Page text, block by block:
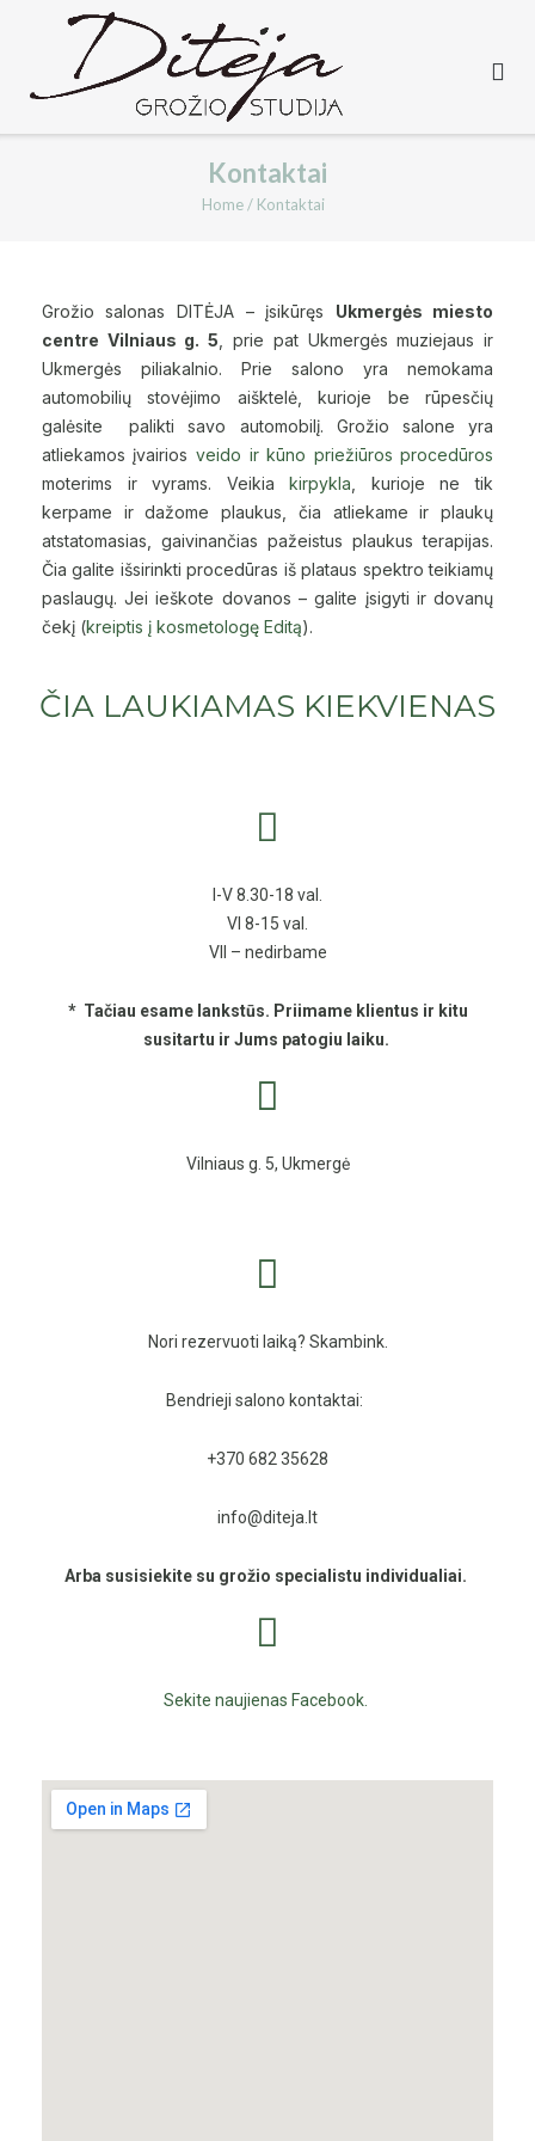
Kontaktai
Home / Kontaktai
Grožio salonas DITĖJA – įsikūręs Ukmergės miesto
centre Vilniaus g. 5, prie pat Ukmergės muziejaus ir
Ukmergės piliakalnio. Prie salono yra nemokama
automobilių stovėjimo aišktelė, kurioje be rūpesčių
galėsite palikti savo automobilį. Grožio salone yra
atliekamos įvairios veido ir kūno priežiūros procedūros
moterims ir vyrams. Veikiakirpykla, kurioje ne tik
kerpame ir dažome plaukus, čia atliekame ir plaukų
atstatomasias, gaivinančias pažeistus plaukus terapijas.
Čia galite išsirinkti procedūras iš plataus spektro teikiamų
paslaugų. Jei ieškote dovanos – galite įsigyti ir dovanų
čekį (kreiptis į kosmetologę Editą).
ČIA LAUKIAMAS KIEKVIENAS
I-V 8.30-18 val.
VI 8-15 val.
VII – nedirbame
* Tačiau esame lankstūs. Priimame klientus ir kitu
susitartu ir Jums patogiu laiku.
Vilniaus g. 5, Ukmergė
Nori rezervuoti laiką? Skambink.
Bendrieji salono kontaktai:
+370 682 35628
info@diteja.lt
Arba susisiekite su grožio specialistu individualiai.
Sekite naujienas Facebook.